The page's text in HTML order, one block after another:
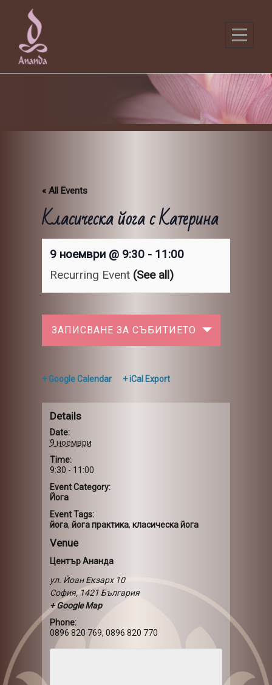
content
« All Events
Класическа йога с Катерина
9 ноември @ 9:30 - 11:00
Recurring Event (See all)
ЗАПИСВАНЕ ЗА СЪБИТИЕТО
+ Google Calendar + iCal Export
Details
Date:
9 ноември
Time:
9:30 - 11:00
Event Category:
Йога
Event Tags:
йога, йога практика, класическа йога
Venue
Център Ананда
ул. Йоан Екзарх 10
София, 1421 България
+ Google Map
Phone:
0896 820 769, 0896 820 770